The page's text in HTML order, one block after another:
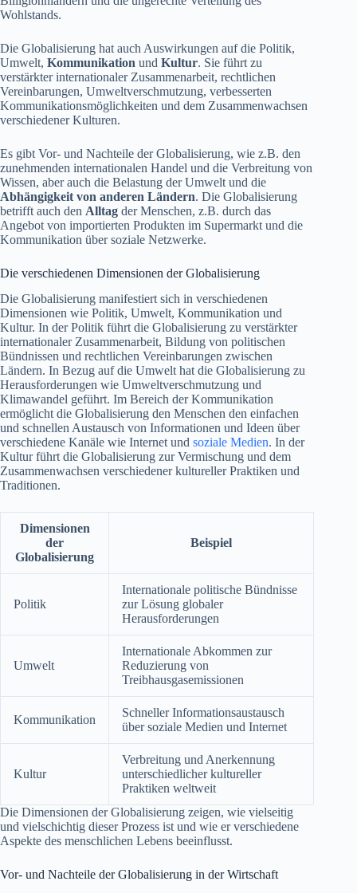
Wohlstands.
Die Globalisierung hat auch Auswirkungen auf die Politik,
Umwelt, Kommunikation und Kultur. Sie führt zu
verstärkter internationaler Zusammenarbeit, rechtlichen
Vereinbarungen, Umweltverschmutzung, verbesserten
Kommunikationsmöglichkeiten und dem Zusammenwachsen
verschiedener Kulturen.
Es gibt Vor- und Nachteile der Globalisierung, wie z.B. den
zunehmenden internationalen Handel und die Verbreitung von
Wissen, aber auch die Belastung der Umwelt und die
Abhängigkeit von anderen Ländern. Die Globalisierung
betrifft auch den Alltag der Menschen, z.B. durch das
Angebot von importierten Produkten im Supermarkt und die
Kommunikation über soziale Netzwerke.
Die verschiedenen Dimensionen der Globalisierung
Die Globalisierung manifestiert sich in verschiedenen
Dimensionen wie Politik, Umwelt, Kommunikation und
Kultur. In der Politik führt die Globalisierung zu verstärkter
internationaler Zusammenarbeit, Bildung von politischen
Bündnissen und rechtlichen Vereinbarungen zwischen
Ländern. In Bezug auf die Umwelt hat die Globalisierung zu
Herausforderungen wie Umweltverschmutzung und
Klimawandel geführt. Im Bereich der Kommunikation
ermöglicht die Globalisierung den Menschen den einfachen
und schnellen Austausch von Informationen und Ideen über
verschiedene Kanäle wie Internet und soziale Medien. In der
Kultur führt die Globalisierung zur Vermischung und dem
Zusammenwachsen verschiedener kultureller Praktiken und
Traditionen.
Dimensionen
der
Globalisierung
Beispiel
Politik
Internationale politische Bündnisse
zur Lösung globaler
Herausforderungen
Umwelt
Internationale Abkommen zur
Reduzierung von
Treibhausgasemissionen
Kommunikation
Schneller Informationsaustausch
über soziale Medien und Internet
Kultur
Verbreitung und Anerkennung
unterschiedlicher kultureller
Praktiken weltweit
Die Dimensionen der Globalisierung zeigen, wie vielseitig
und vielschichtig dieser Prozess ist und wie er verschiedene
Aspekte des menschlichen Lebens beeinflusst.
Vor- und Nachteile der Globalisierung in der Wirtschaft